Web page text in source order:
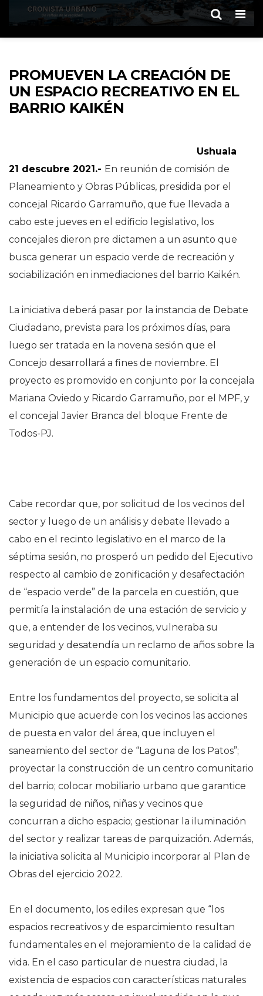
PROMUEVEN LA CREACIÓN DE
UN ESPACIO RECREATIVO EN EL
BARRIO KAIKÉN
Ushuaia
21 descubre 2021.- En reunión de comisión de
Planeamiento y Obras Públicas, presidida por el
concejal Ricardo Garramuño, que fue llevada a
cabo este jueves en el edificio legislativo, los
concejales dieron pre dictamen a un asunto que
busca generar un espacio verde de recreación y
sociabilización en inmediaciones del barrio Kaikén.
La iniciativa deberá pasar por la instancia de Debate
Ciudadano, prevista para los próximos días, para
luego ser tratada en la novena sesión que el
Concejo desarrollará a fines de noviembre. El
proyecto es promovido en conjunto por la concejala
Mariana Oviedo y Ricardo Garramuño, por el MPF, y
el concejal Javier Branca del bloque Frente de
Todos-PJ.
Cabe recordar que, por solicitud de los vecinos del
sector y luego de un análisis y debate llevado a
cabo en el recinto legislativo en el marco de la
séptima sesión, no prosperó un pedido del Ejecutivo
respecto al cambio de zonificación y desafectación
de “espacio verde” de la parcela en cuestión, que
permitía la instalación de una estación de servicio y
que, a entender de los vecinos, vulneraba su
seguridad y desatendía un reclamo de años sobre la
generación de un espacio comunitario.
Entre los fundamentos del proyecto, se solicita al
Municipio que acuerde con los vecinos las acciones
de puesta en valor del área, que incluyen el
saneamiento del sector de “Laguna de los Patos”;
proyectar la construcción de un centro comunitario
del barrio; colocar mobiliario urbano que garantice
la seguridad de niños, niñas y vecinos que
concurran a dicho espacio; gestionar la iluminación
del sector y realizar tareas de parquización. Además,
la iniciativa solicita al Municipio incorporar al Plan de
Obras del ejercicio 2022.
En el documento, los ediles expresan que “los
espacios recreativos y de esparcimiento resultan
fundamentales en el mejoramiento de la calidad de
vida. En el caso particular de nuestra ciudad, la
existencia de espacios con características naturales